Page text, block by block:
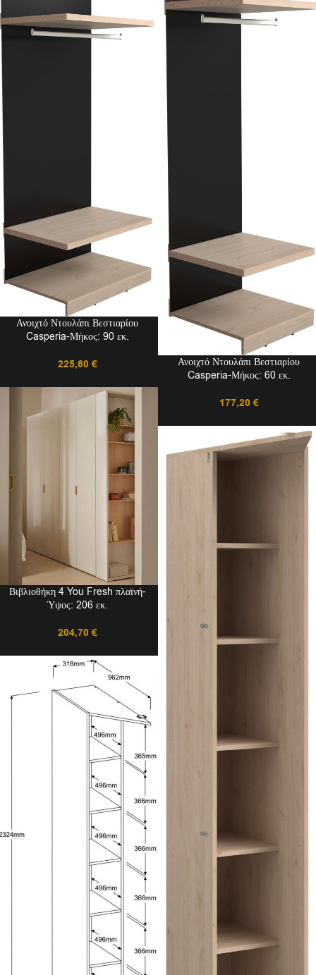
Ανοιχτό Ντουλάπι Βεστιαρίου
Casperia-Μήκος: 60 εκ.
177,20 €
Ανοιχτό Ντουλάπι Βεστιαρίου
Casperia-Μήκος: 90 εκ.
225,60 €
Βιβλιοθήκη 4 You Fresh πλαϊνή-
Ύψος: 206 εκ.
204,70 €